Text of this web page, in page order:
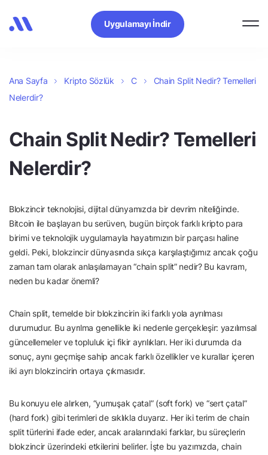
Uygulamayı İndir
Ana Sayfa Kripto Sözlük C
Chain Split Nedir? Temelleri
Nelerdir?
Chain Split Nedir? Temelleri
Nelerdir?
Blokzincir teknolojisi, dijital dünyamızda bir devrim niteliğinde.
Bitcoin ile başlayan bu serüven, bugün birçok farklı kripto para
birimi ve teknolojik uygulamayla hayatımızın bir parçası haline
geldi. Peki, blokzincir dünyasında sıkça karşılaştığımız ancak çoğu
zaman tam olarak anlaşılamayan “chain split” nedir? Bu kavram,
neden bu kadar önemli?
Chain split, temelde bir blokzincirin iki farklı yola ayrılması
durumudur. Bu ayrılma genellikle iki nedenle gerçekleşir: yazılımsal
güncellemeler ve topluluk içi fikir ayrılıkları. Her iki durumda da
sonuç, aynı geçmişe sahip ancak farklı özellikler ve kurallar içeren
iki ayrı blokzincirin ortaya çıkmasıdır.
Bu konuyu ele alırken, “yumuşak çatal” (soft fork) ve “sert çatal”
(hard fork) gibi terimleri de sıklıkla duyarız. Her iki terim de chain
split türlerini ifade eder, ancak aralarındaki farklar, bu süreçlerin
blokzincir üzerindeki etkilerini belirler. İşte bu yazımızda, chain